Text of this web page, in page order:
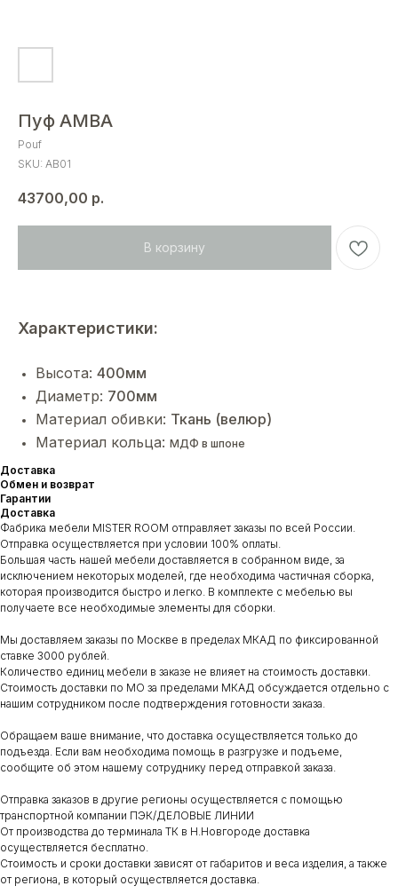
Пуф AMBA
Pouf
SKU: AB01
43700,00 р.
В корзину
Характеристики:
Высота: 400мм
Диаметр: 700мм
Материал обивки: Ткань (велюр)
Материал кольца: МДФ в шпоне
Доставка
Обмен и возврат
Гарантии
Доставка
Фабрика мебели MISTER ROOM отправляет заказы по всей России.
Отправка осуществляется при условии 100% оплаты.
Большая часть нашей мебели доставляется в собранном виде, за
исключением некоторых моделей, где необходима частичная сборка,
которая производится быстро и легко. В комплекте с мебелью вы
получаете все необходимые элементы для сборки.
Мы доставляем заказы по Москве в пределах МКАД по фиксированной
ставке 3000 рублей.
Количество единиц мебели в заказе не влияет на стоимость доставки.
Стоимость доставки по МО за пределами МКАД обсуждается отдельно с
нашим сотрудником после подтверждения готовности заказа.
Обращаем ваше внимание, что доставка осуществляется только до
подъезда. Если вам необходима помощь в разгрузке и подъеме,
сообщите об этом нашему сотруднику перед отправкой заказа.
Отправка заказов в другие регионы осуществляется с помощью
транспортной компании ПЭК/ДЕЛОВЫЕ ЛИНИИ
От производства до терминала ТК в Н.Новгороде доставка
осуществляется бесплатно.
Стоимость и сроки доставки зависят от габаритов и веса изделия, а также
от региона, в который осуществляется доставка.